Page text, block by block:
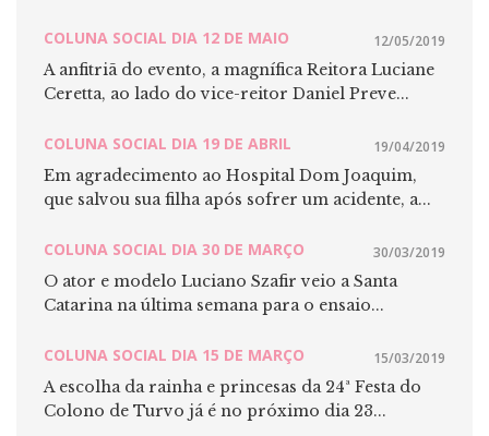
COLUNA SOCIAL DIA 12 DE MAIO
A anfitriã do evento, a magnífica Reitora Luciane
Ceretta, ao lado do vice-reitor Daniel Preve...
12/05/2019
COLUNA SOCIAL DIA 19 DE ABRIL
Em agradecimento ao Hospital Dom Joaquim,
que salvou sua filha após sofrer um acidente, a...
19/04/2019
COLUNA SOCIAL DIA 30 DE MARÇO
O ator e modelo Luciano Szafir veio a Santa
Catarina na última semana para o ensaio...
30/03/2019
COLUNA SOCIAL DIA 15 DE MARÇO
A escolha da rainha e princesas da 24ª Festa do
Colono de Turvo já é no próximo dia 23...
15/03/2019